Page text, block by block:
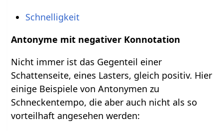
Schnelligkeit
Antonyme mit negativer Konnotation
Nicht immer ist das Gegenteil einer
Schattenseite, eines Lasters, gleich positiv. Hier
einige Beispiele von Antonymen zu
Schneckentempo, die aber auch nicht als so
vorteilhaft angesehen werden: